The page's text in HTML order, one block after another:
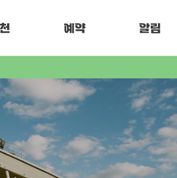
예약 알림
공지사항
이벤트